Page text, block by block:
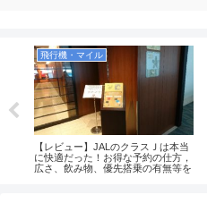
飛行機・マイル
【レビュー】JALのクラスＪは本当
に快適だった！お得な予約の仕方，
広さ、飲み物、優先搭乗の有無等を